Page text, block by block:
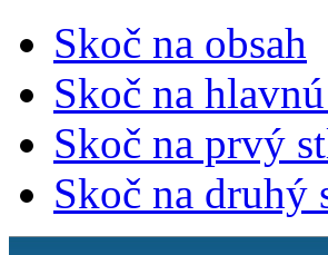
Skoč na obsah
Skoč na
Skoč na prvý
Skoč na druhý